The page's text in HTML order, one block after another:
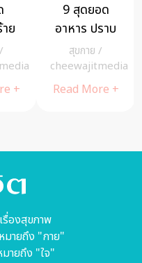
อง
ตัว
ริ
บ
า
/
+
6 Side
Effects หลัง
ดูแลสุขภาพ
สุขกาย/pant
Read More +
รื่องสุขภาพ
ายถึง "กาย"
ายถึง "ใจ"